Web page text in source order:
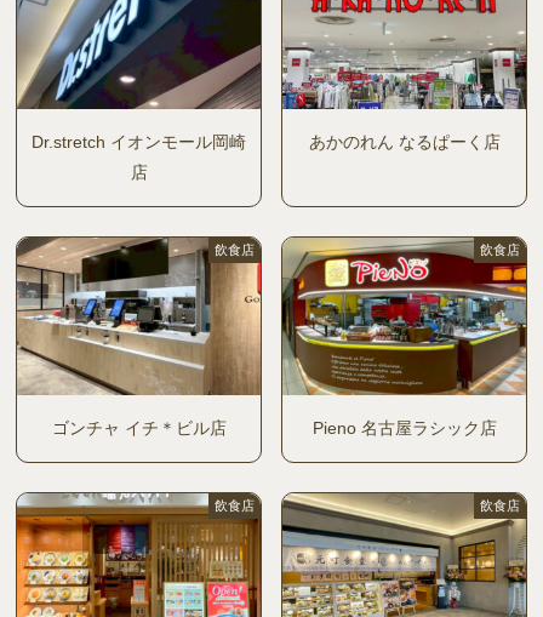
Dr.stretch イオンモール岡崎
店
あかのれん なるぱーく店
飲食店
ゴンチャ イチ＊ビル店
飲食店
Pieno 名古屋ラシック店
飲食店 飲食店